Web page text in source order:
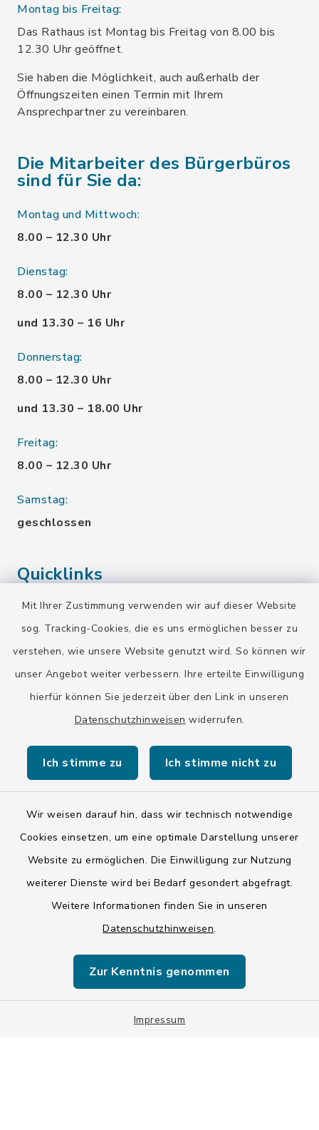
Mit Ihrer Zustimmung verwenden wir auf dieser Website
sog. Tracking-Cookies, die es uns ermöglichen besser zu
verstehen, wie unsere Website genutzt wird. So können wir
unser Angebot weiter verbessern. Ihre erteilte Einwilligung
hierfür können Sie jederzeit über den Link in unseren
Datenschutzhinweisen widerrufen.
Ich stimme zu Ich stimme nicht zu
Wir weisen darauf hin, dass wir technisch notwendige
Cookies einsetzen, um eine optimale Darstellung unserer
Website zu ermöglichen. Die Einwilligung zur Nutzung
weiterer Dienste wird bei Bedarf gesondert abgefragt.
Weitere Informationen finden Sie in unseren
Datenschutzhinweisen.
Zur Kenntnis genommen
Impressum
Montag bis Freitag:
Das Rathaus ist Montag bis Freitag von 8.00 bis
12.30 Uhr geöffnet.
Sie haben die Möglichkeit, auch außerhalb der
Öffnungszeiten einen Termin mit Ihrem
Ansprechpartner zu vereinbaren.
Die Mitarbeiter des Bürgerbüros
sind für Sie da:
Montag und Mittwoch:
8.00 – 12.30 Uhr
Dienstag:
8.00 – 12.30 Uhr
und 13.30 – 16 Uhr
Donnerstag:
8.00 – 12.30 Uhr
und 13.30 – 18.00 Uhr
Freitag:
8.00 – 12.30 Uhr
Samstag:
geschlossen
Quicklinks
Landratsamt Bad Tölz-Wolfratshausen
Bayern-Fahrplan
BayernPortal
Kontakt
Barrierefreiheit
Impressum
LSI-Siegel
Datenschutzgrundverordnung
Sitemap